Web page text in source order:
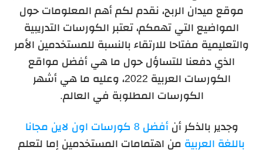
موقع ميدان الربح، نقدم لكم أهم المعلومات حول
المواضيع التي تهمكم، تعتبر الكورسات التدريبية
والتعليمية مفتاحا للارتقاء بالنسبة للمستخدمين الأمر
الذي دفعنا للتساؤل حول ما هي أفضل مواقع
الكورسات العربية 2022، وعليه ما هي أشهر
الكورسات المطلوبة في العالم.
وجدير بالذكر أن
أفضل 8 كورسات اون لاين مجانا
باللغة العربية من اهتمامات المستخدمين إما لتعلم